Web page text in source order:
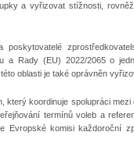
a vyřizovat stížnosti,
poskytovatelé
a Rady (EU) 2022/2065 o
oblasti je také oprávněn
který koordinuje spolupráci
termínů voleb a
Evropské komisi každoroční